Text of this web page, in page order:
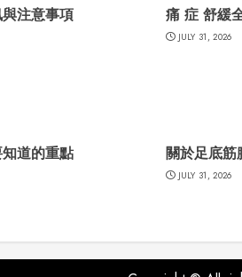
注意事項 痛 症 舒緩
JULY 31, 2026
道的重點 關於足底筋
JULY 31, 2026